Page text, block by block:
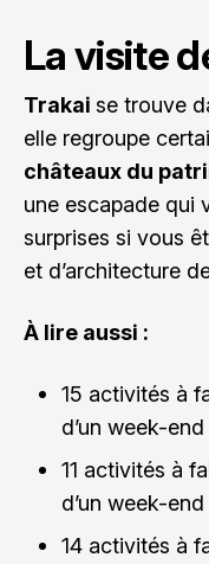
La visite
Trakai se trouve
elle regroupe
châteaux du
une escapade qui
surprises si vous
et d’architecture
À lire aussi :
15 activités à
d’un week-
11 activités à
d’un week-
14 activités à